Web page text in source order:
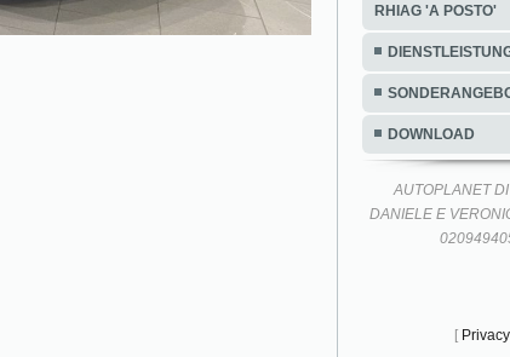
RHIAG 'A POSTO'
DOWNLOAD
AUTOPLANET
DANIELE E
[ Privacy